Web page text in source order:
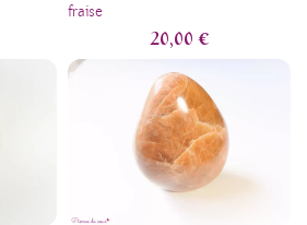
fraise
20,00€